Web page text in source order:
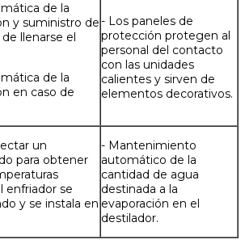
de la
y suministro de
llenarse el
de la
en caso de
- Los paneles de
protección protegen al
personal del contacto
con las unidades
calientes y sirven de
elementos decorativos.
un
para obtener
enfriador se
y se instala en
- Mantenimiento
automático de la
cantidad de agua
destinada a la
evaporación en el
destilador.